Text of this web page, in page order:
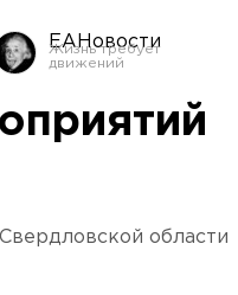
ЕАНовости
области